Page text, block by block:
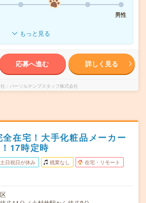
男性
もっと見る
応募へ進む 詳しく見る
パーソルテンプスタッフ株式会社
在宅！大手化粧品メーカー
17時定時
土日祝日が休み 残業なし 在宅・リモート